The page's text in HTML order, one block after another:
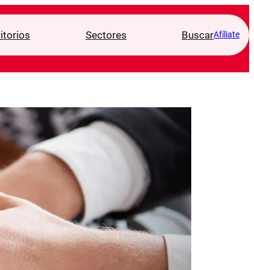
Sectores BuscarAfíliate